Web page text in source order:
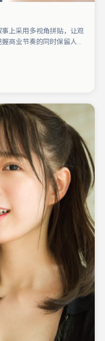
上采用多视角拼贴，让观
商业节奏的同时保留人物
别提供反差与喜剧/悬疑
类型与清晰主线，这部作